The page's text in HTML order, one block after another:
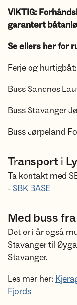
VIKTIG:
garantert
Se ellers her for
Ferje og hurtigbåt:
Buss Sandnes
Buss Stavanger
Buss Jørpeland
Transport i
Ta kontakt med
- SBK BASE
Med buss
Det er i år også
Stavanger til
Stavanger.
Les mer her:
Fjords